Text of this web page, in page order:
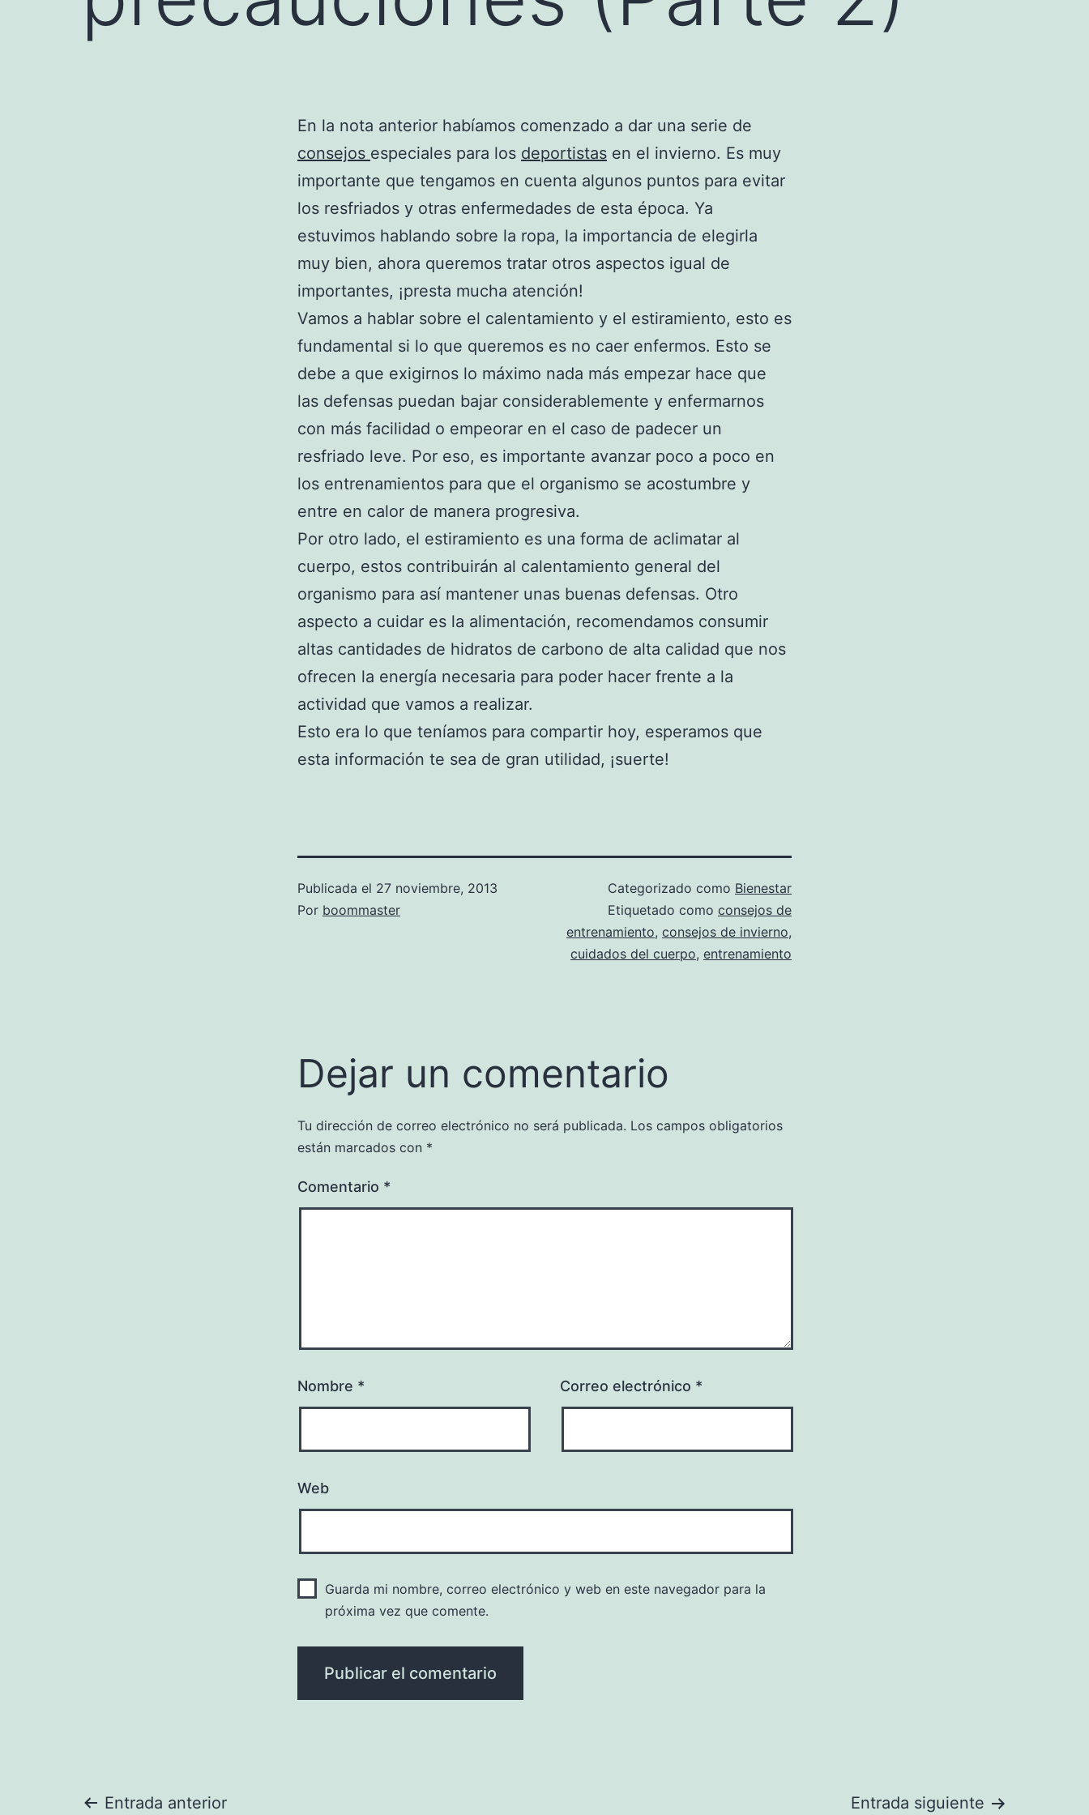
En la nota anterior habíamos comenzado a dar una serie de
consejos especiales para los deportistas en el invierno. Es muy
importante que tengamos en cuenta algunos puntos para evitar
los resfriados y otras enfermedades de esta época. Ya
estuvimos hablando sobre la ropa, la importancia de elegirla
muy bien, ahora queremos tratar otros aspectos igual de
importantes, ¡presta mucha atención!
Vamos a hablar sobre el calentamiento y el estiramiento, esto es
fundamental si lo que queremos es no caer enfermos. Esto se
debe a que exigirnos lo máximo nada más empezar hace que
las defensas puedan bajar considerablemente y enfermarnos
con más facilidad o empeorar en el caso de padecer un
resfriado leve. Por eso, es importante avanzar poco a poco en
los entrenamientos para que el organismo se acostumbre y
entre en calor de manera progresiva.
Por otro lado, el estiramiento es una forma de aclimatar al
cuerpo, estos contribuirán al calentamiento general del
organismo para así mantener unas buenas defensas. Otro
aspecto a cuidar es la alimentación, recomendamos consumir
altas cantidades de hidratos de carbono de alta calidad que nos
ofrecen la energía necesaria para poder hacer frente a la
actividad que vamos a realizar.
Esto era lo que teníamos para compartir hoy, esperamos que
esta información te sea de gran utilidad, ¡suerte!
Publicada el 27 noviembre, 2013
Por boommaster
Categorizado como Bienestar
Etiquetado como consejos de
entrenamiento, consejos de invierno,
cuidados del cuerpo, entrenamiento
Dejar un comentario
Tu dirección de correo electrónico no será publicada. Los campos obligatorios
están marcados con *
Comentario *
Nombre * Correo electrónico *
Web
Guarda mi nombre, correo electrónico y web en este navegador para la
próxima vez que comente.
Entrada anterior Entrada siguiente